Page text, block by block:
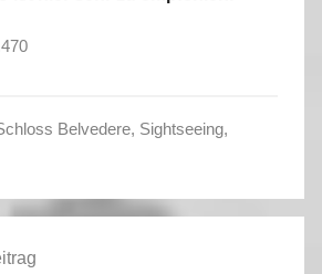
Belvedere, Sightseeing,